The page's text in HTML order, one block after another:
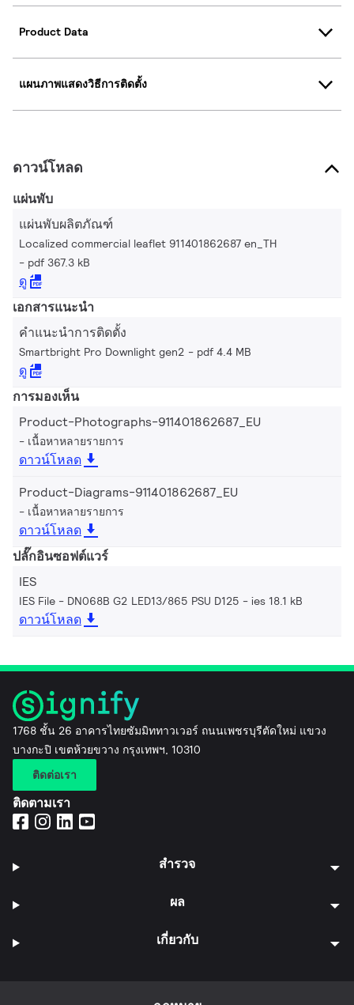
Product Data
แผนภาพแสดงวิธีการติดตั้ง
ดาวน์โหลด
แผ่นพับ
แผ่นพับผลิตภัณฑ์
Localized commercial leaflet 911401862687 en_TH
pdf 367.3 kB
ดู
เอกสารแนะนำ
คำแนะนำการติดตั้ง
Smartbright Pro Downlight gen2 pdf 4.4 MB
ดู
การมองเห็น
Product-Photographs-911401862687_EU
เนื้อหาหลายรายการ
ดาวน์โหลด
Product-Diagrams-911401862687_EU
เนื้อหาหลายรายการ
ดาวน์โหลด
ปลั๊กอินซอฟต์แวร์
IES
IES File - DN068B G2 LED13/865 PSU D125 ies 18.1 kB
ดาวน์โหลด
1768 ชั้น 26 อาคารไทยซัมมิททาวเวอร์ ถนนเพชรบุรีตัดใหม่ แขวง
บางกะปิ เขตห้วยขวาง กรุงเทพฯ, 10310
ติดต่อเรา
ติดตามเรา
สำรวจ
ผล
เกี่ยวกับ